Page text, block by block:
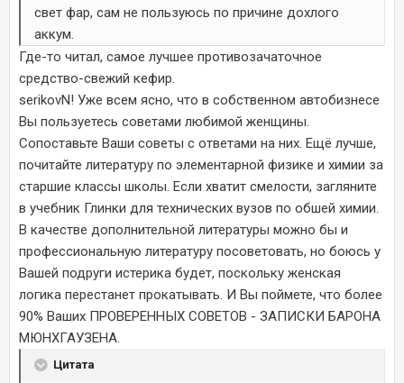
свет фар, сам не пользуюсь по причине дохлого
аккум.
Где-то читал, самое лучшее противозачаточное
средство-свежий кефир.
serikovN! Уже всем ясно, что в собственном автобизнесе
Вы пользуетесь советами любимой женщины.
Сопоставьте Ваши советы с ответами на них. Ещё лучше,
почитайте литературу по элементарной физике и химии за
старшие классы школы. Если хватит смелости, загляните
в учебник Глинки для технических вузов по обшей химии.
В качестве дополнительной литературы можно бы и
профессиональную литературу посоветовать, но боюсь у
Вашей подруги истерика будет, поскольку женская
логика перестанет прокатывать. И Вы поймете, что более
90% Ваших ПРОВЕРЕННЫХ СОВЕТОВ - ЗАПИСКИ БАРОНА
МЮНХГАУЗЕНА.
Цитата